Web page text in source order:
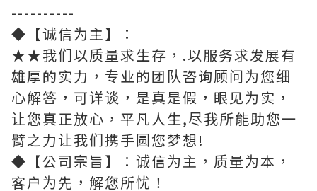
----------
◆【诚信为主】：
★★我们以质量求生存，.以服务求发展有
雄厚的实力，专业的团队咨询顾问为您细
心解答，可详谈，是真是假，眼见为实，
让您真正放心，平凡人生,尽我所能助您一
臂之力让我们携手圆您梦想!
◆【公司宗旨】：诚信为主，质量为本，
客户为先，解您所忧！